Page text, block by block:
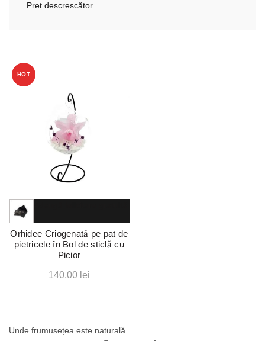
Preț descrescător
HOT
Adaugă ursuleț cadou
15,00lei
Adaugă Vin spumant cu
foițe de aur, 750ml
are
Orhidee Criogenată pe pat de
pietricele în Bol de sticlă cu
Picior
140,00 lei
Unde frumusețea este naturală